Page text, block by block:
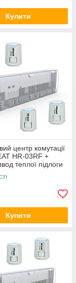
Купити
центр комутації
HR-03RF +
теплої підлоги
шт.)
Купити